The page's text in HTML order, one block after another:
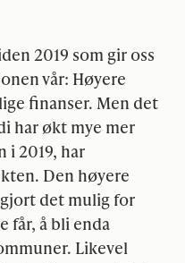
2019 som gir oss
vår: Høyere
finanser. Men det
har økt mye mer
i 2019, har
Den høyere
det mulig for
får, å bli enda
Likevel